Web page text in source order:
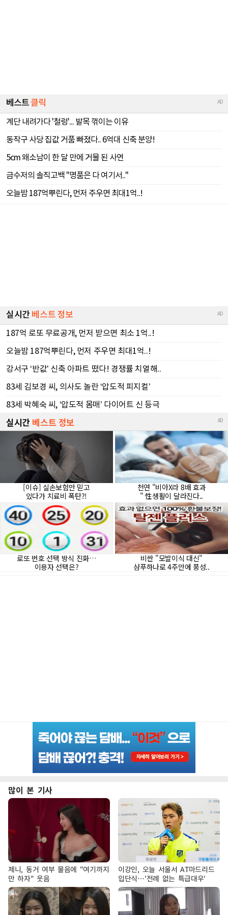
많이 본 기사
제니, 동거 여부 물음에 "여기까지
만 하자" 웃음
이강인, 오늘 서울서 AT마드리드
입단식…'전례 없는 특급대우'